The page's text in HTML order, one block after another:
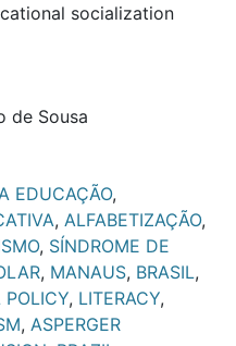
socialization
de Sousa
EDUCAÇÃO,
, ALFABETIZAÇÃO,
, SÍNDROME DE
, MANAUS, BRASIL,
POLICY, LITERACY,
, ASPERGER